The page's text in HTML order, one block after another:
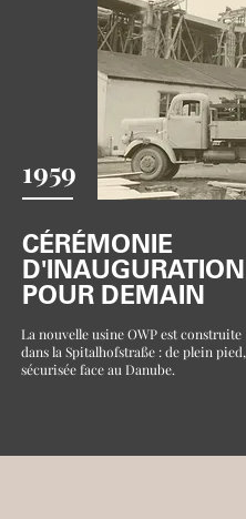
1959
CÉRÉMONIE
D'INAUGURATION
POUR DEMAIN
La nouvelle usine OWP est construite
dans la Spitalhofstraße : de plein pied,
sécurisée face au Danube.